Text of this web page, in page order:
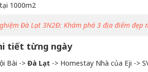
1000m2
Đà Lạt 3N2Đ: Khám phá 3 địa điểm đẹp
tiết từng ngày
Bài -> Đà Lạt -> Homestay Nhà của Eji ->